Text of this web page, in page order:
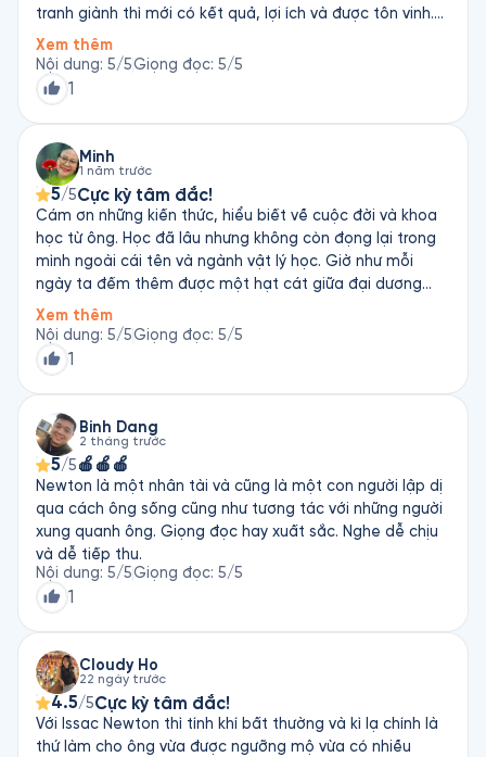
tranh giành thì mới có kết quả, lợi ích và được tôn vinh.
Người không biết tranh giành thì sẽ bị người ta cướp hết
cả danh lẫn tiếng.
Xem thêm
Nội dung: 5/5Giọng đọc: 5/5
1
Minh
1 năm trước
5/5Cực kỳ tâm đắc!
Cám ơn những kiến thức, hiểu biết về cuộc đời và khoa
học từ ông. Học đã lâu nhưng không còn đọng lại trong
mình ngoài cái tên và ngành vật lý học. Giờ như mỗi
ngày ta đếm thêm được một hạt cát giữa đại dương
mênh mông. Biết ơn đội ngũ phụng sự của fonos!
Xem thêm
Nội dung: 5/5Giọng đọc: 5/5
1
Binh Dang
2 tháng trước
5/5 🍎🍎🍎
Newton là một nhân tài và cũng là một con người lập dị
qua cách ông sống cũng như tương tác với những người
xung quanh ông. Giọng đọc hay xuất sắc. Nghe dễ chịu
và dễ tiếp thu.
Nội dung: 5/5Giọng đọc: 5/5
1
Cloudy Ho
22 ngày trước
4.5/5Cực kỳ tâm đắc!
Với Issac Newton thì tính khí bất thường và kì lạ chính là
thứ làm cho ông vừa được ngưỡng mộ vừa có nhiều